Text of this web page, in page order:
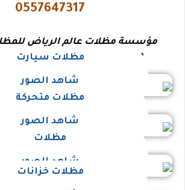
0557647317
مؤسسة مظلات عالم الرياض
وتركيب البرجولات والهناجر
مظلات سيارت
شاهد الصور
مظلات متحركة
شاهد الصور
مظلات
شاهد الصور
مظلات خزانات